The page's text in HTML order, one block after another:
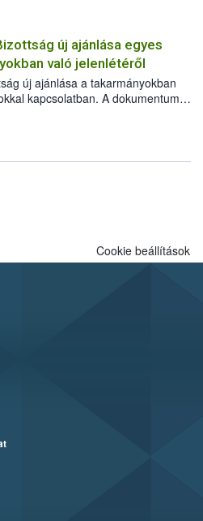
új ajánlása egyes
való jelenlétéről
új ajánlása a takarmányokban
kapcsolatban. A dokumentum
írja elő, és a jelenleg
lép.
Cookie beállítások